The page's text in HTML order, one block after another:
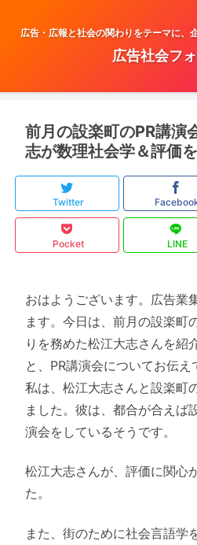
広告・広報と社会の関わりをテーマに、
広告社会フ
前月の設楽町のPR講演
志が数理社会学＆評価
Twitter
Pocket LINE
おはようございます。広告業
ます。今日は、前月の設楽町
りを務めた松江大志さんを紹
と、PR講演会についてお伝え
私は、松江大志さんと設楽町
ました。彼は、都合が合えば
演会をしているそうです。
松江大志さんが、評価に関心
た。
また、街のために社会言語学